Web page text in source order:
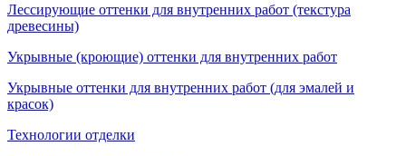
Лессирующие оттенки для внутренних работ (текстура
древесины)
Укрывные (кроющие) оттенки для внутренних работ
Укрывные оттенки для внутренних работ (для эмалей и
красок)
Технологии отделки